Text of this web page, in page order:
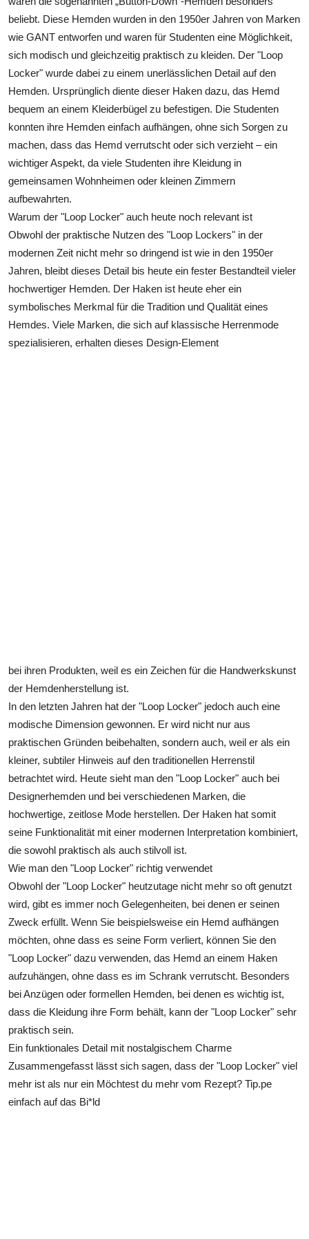
beliebt. Diese Hemden wurden in den 1950er Jahren von Marken
wie GANT entworfen und waren für Studenten eine Möglichkeit,
sich modisch und gleichzeitig praktisch zu kleiden. Der "Loop
Locker" wurde dabei zu einem unerlässlichen Detail auf den
Hemden. Ursprünglich diente dieser Haken dazu, das Hemd
bequem an einem Kleiderbügel zu befestigen. Die Studenten
konnten ihre Hemden einfach aufhängen, ohne sich Sorgen zu
machen, dass das Hemd verrutscht oder sich verzieht – ein
wichtiger Aspekt, da viele Studenten ihre Kleidung in
gemeinsamen Wohnheimen oder kleinen Zimmern
aufbewahrten.
Warum der "Loop Locker" auch heute noch relevant ist
Obwohl der praktische Nutzen des "Loop Lockers" in der
modernen Zeit nicht mehr so dringend ist wie in den 1950er
Jahren, bleibt dieses Detail bis heute ein fester Bestandteil vieler
hochwertiger Hemden. Der Haken ist heute eher ein
symbolisches Merkmal für die Tradition und Qualität eines
Hemdes. Viele Marken, die sich auf klassische Herrenmode
spezialisieren, erhalten dieses Design-Element
bei ihren Produkten, weil es ein Zeichen für die Handwerkskunst
der Hemdenherstellung ist.
In den letzten Jahren hat der "Loop Locker" jedoch auch eine
modische Dimension gewonnen. Er wird nicht nur aus
praktischen Gründen beibehalten, sondern auch, weil er als ein
kleiner, subtiler Hinweis auf den traditionellen Herrenstil
betrachtet wird. Heute sieht man den "Loop Locker" auch bei
Designerhemden und bei verschiedenen Marken, die
hochwertige, zeitlose Mode herstellen. Der Haken hat somit
seine Funktionalität mit einer modernen Interpretation kombiniert,
die sowohl praktisch als auch stilvoll ist.
Wie man den "Loop Locker" richtig verwendet
Obwohl der "Loop Locker" heutzutage nicht mehr so oft genutzt
wird, gibt es immer noch Gelegenheiten, bei denen er seinen
Zweck erfüllt. Wenn Sie beispielsweise ein Hemd aufhängen
möchten, ohne dass es seine Form verliert, können Sie den
"Loop Locker" dazu verwenden, das Hemd an einem Haken
aufzuhängen, ohne dass es im Schrank verrutscht. Besonders
bei Anzügen oder formellen Hemden, bei denen es wichtig ist,
dass die Kleidung ihre Form behält, kann der "Loop Locker" sehr
praktisch sein.
Ein funktionales Detail mit nostalgischem Charme
Zusammengefasst lässt sich sagen, dass der "Loop Locker" viel
mehr ist als nur ein Möchtest du mehr vom Rezept? Tip.pe
einfach auf das Bi*ld